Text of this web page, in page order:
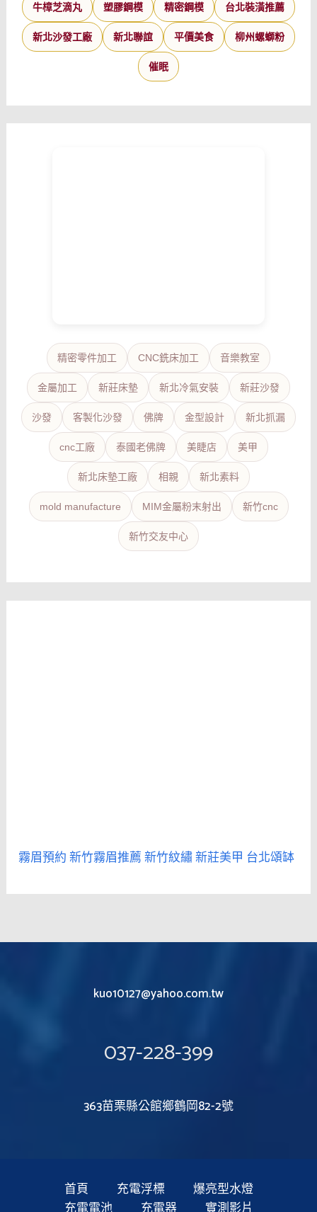
牛樟芝滴丸 塑膠鋼模 精密鋼模 台北裝潢推薦
新北沙發工廠 新北聯誼 平價美食 柳州螺螄粉
催眠
精密零件加工 CNC銑床加工 音樂教室
金屬加工 新莊床墊 新北冷氣安裝 新莊沙發
沙發 客製化沙發 佛牌 金型設計 新北抓漏
cnc工廠 泰國老佛牌 美睫店 美甲
新北床墊工廠 相親 新北素料
mold manufacture MIM金屬粉末射出 新竹cnc
新竹交友中心
霧眉預約新竹霧眉推薦新竹紋繡新莊美甲 台北頌缽
kuo10127@yahoo.com.tw
037-228-399
363苗栗縣公館鄉鶴岡82-2號
首頁 充電浮標
爆亮型水燈